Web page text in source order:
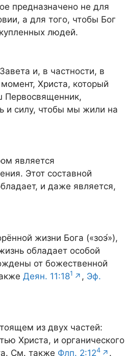
предназначено не для
а для того, чтобы Бог
людей.
и, в частности, в
Христа, который
Первосвященник,
и силу, чтобы мы жили на
является
Этот составной
и даже является,
жизни Бога («зоэ́»),
обладает особой
от божественной
Деян. 11:181 , Эф.
из двух частей:
Христа, и органического
См. также Флп. 2:124 .